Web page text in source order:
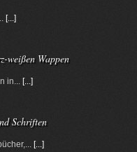
[...]
weißen Wappen
in... [...]
Schriften
[...]